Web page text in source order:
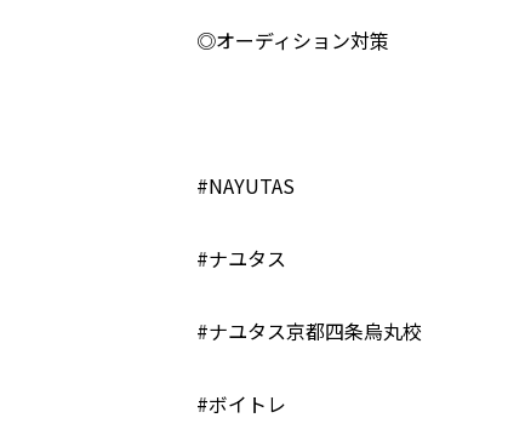
◎オーディション対策
#NAYUTAS
#ナユタス
#ナユタス京都四条烏丸校
#ボイトレ